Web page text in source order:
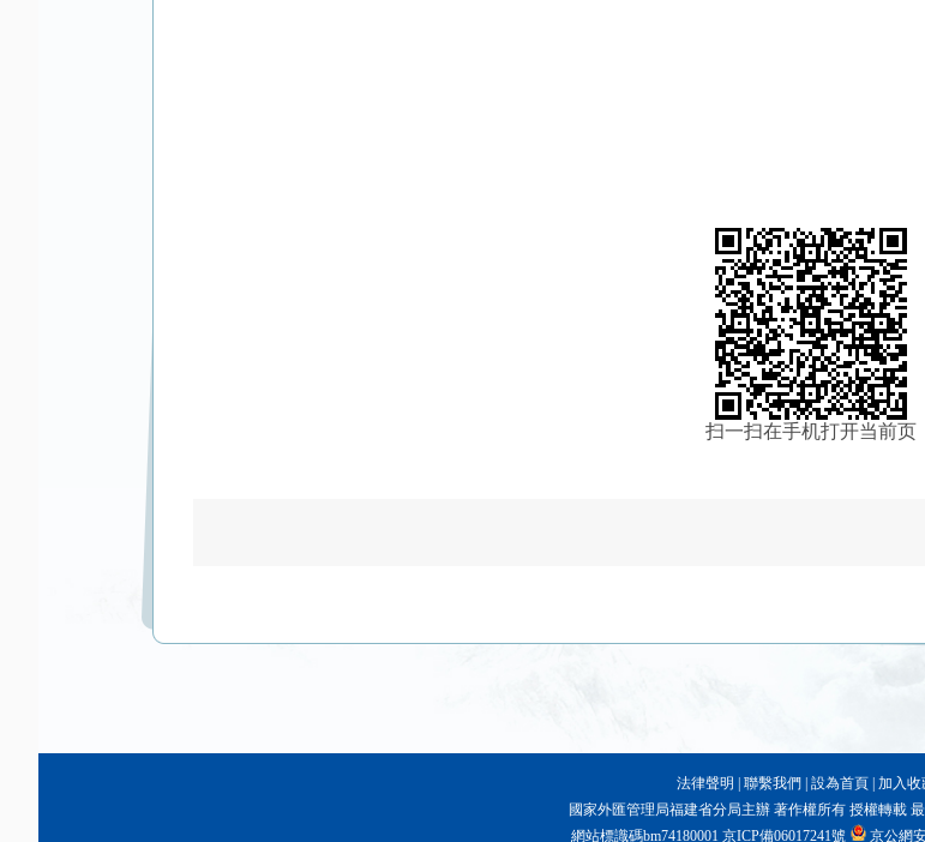
扫一扫在手机打开当前页
法律聲明 聯繫我們 設為首頁 加入收
國家外匯管理局福建省分局主辦 著作權所有 授權轉載
網站標識碼bm74180001京ICP備06017241號 京公網